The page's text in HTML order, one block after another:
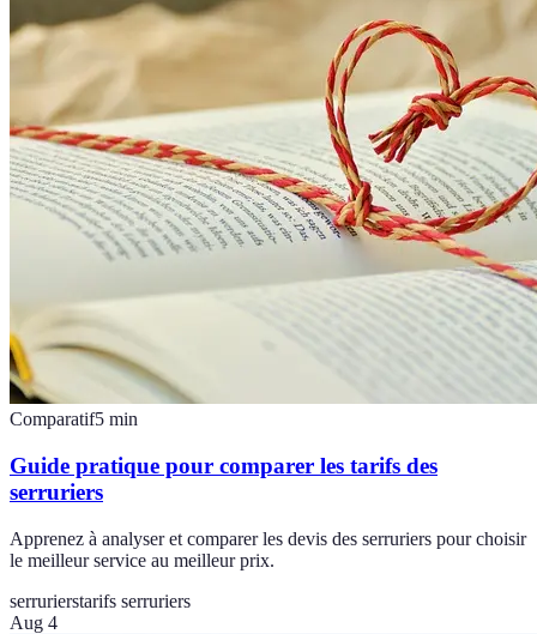
Comparatif5 min
Guide pratique pour comparer les tarifs des
serruriers
Apprenez à analyser et comparer les devis des serruriers pour choisir
le meilleur service au meilleur prix.
serrurierstarifs serruriers
Aug 4